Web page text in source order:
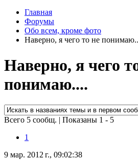
Главная
Форумы
Обо всем, кроме фото
Наверно, я чего то не
Наверно, я чего
понимаю....
Всего 5 сообщ. | Показаны 1 - 5
1
9 мар. 2012 г., 09:02:38